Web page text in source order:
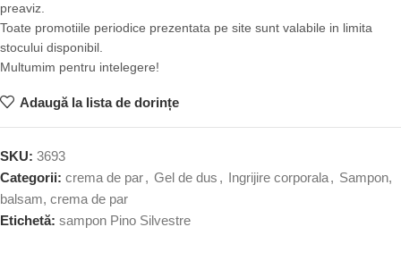
preaviz.
Toate promotiile periodice prezentata pe site sunt valabile in limita
stocului disponibil.
Multumim pentru intelegere!
Adaugă la lista de dorințe
SKU: 3693
Categorii: crema de par, Gel de dus , Ingrijire corporala, Sampon,
balsam, crema de par
Etichetă: sampon Pino Silvestre